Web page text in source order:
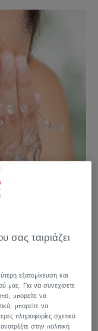
και το
σας ταιριάζει
εξατομίκευση και
μας. Για να συνεχίσετε
μπορείτε να
μπορείτε να
πληροφορίες σχετικά
στην πολιτική